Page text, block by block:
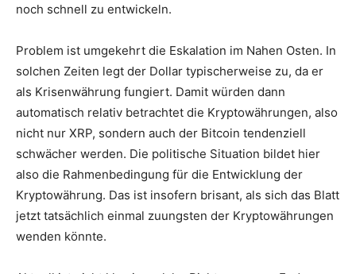
noch schnell zu entwickeln.
Problem ist umgekehrt die Eskalation im Nahen Osten. In
solchen Zeiten legt der Dollar typischerweise zu, da er
als Krisenwährung fungiert. Damit würden dann
automatisch relativ betrachtet die Kryptowährungen, also
nicht nur XRP, sondern auch der Bitcoin tendenziell
schwächer werden. Die politische Situation bildet hier
also die Rahmenbedingung für die Entwicklung der
Kryptowährung. Das ist insofern brisant, als sich das Blatt
jetzt tatsächlich einmal zuungsten der Kryptowährungen
wenden könnte.